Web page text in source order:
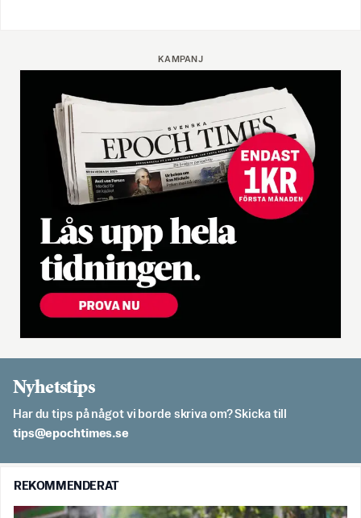
KAMPANJ
Nyhetstips
Har du tips på något vi borde skriva om? Skicka till
es.semithcope@spit
REKOMMENDERAT